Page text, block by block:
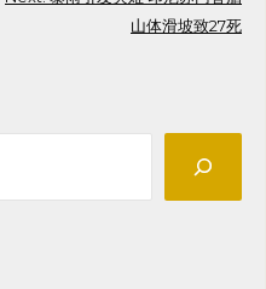
山体滑坡致27死